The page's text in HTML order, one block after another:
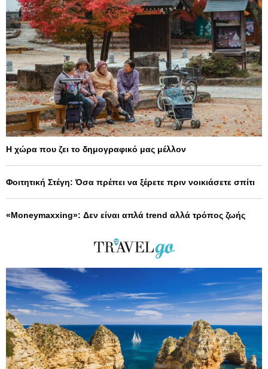
Η χώρα που ζει το δημογραφικό μας μέλλον
Φοιτητική Στέγη: Όσα πρέπει να ξέρετε πριν νοικιάσετε σπίτι
«Moneymaxxing»: Δεν είναι απλά trend αλλά τρόπος ζωής